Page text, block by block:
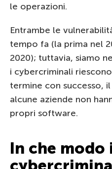
le operazioni.
Entrambe le
tempo fa (la prima nel
2020); tuttavia, siamo
i cybercriminali
termine con successo,
alcune aziende non
propri software.
In che modo